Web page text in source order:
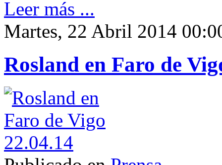
Leer más ...
Martes, 22 Abril 2014
Rosland en Faro de